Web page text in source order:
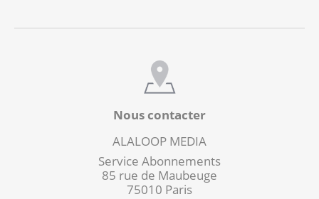
Nous contacter
ALALOOP MEDIA
Service Abonnements
85 rue de Maubeuge
75010 Paris